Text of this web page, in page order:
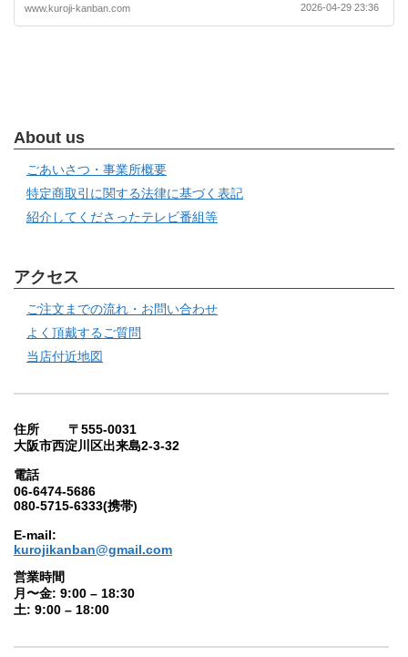
www.kuroji-kanban.com 2026-04-29 23:36
About us
ごあいさつ・事業所概要
特定商取引に関する法律に基づく表記
紹介してくださったテレビ番組等
アクセス
ご注文までの流れ・お問い合わせ
よく頂戴するご質問
当店付近地図
住所 〒555-0031
大阪市西淀川区出来島2-3-32
電話
06-6474-5686
080-5715-6333(携帯)
E-mail:
kurojikanban@gmail.com
営業時間
月〜金: 9:00 – 18:30
土: 9:00 – 18:00